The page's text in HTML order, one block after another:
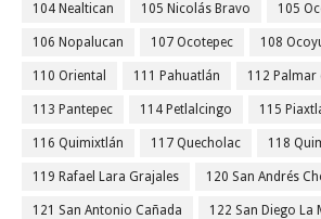
104 Nealtican 105 Nicolás Bravo 105
106 Nopalucan 107 Ocotepec 108
110 Oriental 111 Pahuatlán 112 Palmar
113 Pantepec 114 Petlalcingo 115
116 Quimixtlán 117 Quecholac 118
119 Rafael Lara Grajales 120 San Andrés
121 San Antonio Cañada 122 San Diego La